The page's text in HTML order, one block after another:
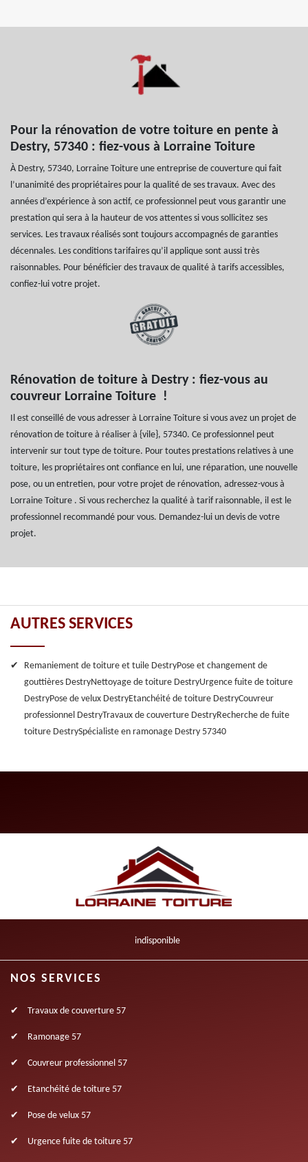
Pour la rénovation de votre toiture en pente à
Destry, 57340 : fiez-vous à Lorraine Toiture
À Destry, 57340, Lorraine Toiture une entreprise de couverture qui fait
l’unanimité des propriétaires pour la qualité de ses travaux. Avec des
années d’expérience à son actif, ce professionnel peut vous garantir une
prestation qui sera à la hauteur de vos attentes si vous sollicitez ses
services. Les travaux réalisés sont toujours accompagnés de garanties
décennales. Les conditions tarifaires qu’il applique sont aussi très
raisonnables. Pour bénéficier des travaux de qualité à tarifs accessibles,
confiez-lui votre projet.
Rénovation de toiture à Destry : fiez-vous au
couvreur Lorraine Toiture !
Il est conseillé de vous adresser à Lorraine Toiture si vous avez un projet de
rénovation de toiture à réaliser à {vile}, 57340. Ce professionnel peut
intervenir sur tout type de toiture. Pour toutes prestations relatives à une
toiture, les propriétaires ont confiance en lui, une réparation, une nouvelle
pose, ou un entretien, pour votre projet de rénovation, adressez-vous à
Lorraine Toiture . Si vous recherchez la qualité à tarif raisonnable, il est le
professionnel recommandé pour vous. Demandez-lui un devis de votre
projet.
AUTRES SERVICES
Remaniement de toiture et tuile DestryPose et changement de
gouttières DestryNettoyage de toiture DestryUrgence fuite de toiture
DestryPose de velux DestryEtanchéité de toiture DestryCouvreur
professionnel DestryTravaux de couverture DestryRecherche de fuite
toiture DestrySpécialiste en ramonage Destry 57340
indisponible
NOS SERVICES
Travaux de couverture 57
Ramonage 57
Couvreur professionnel 57
Etanchéité de toiture 57
Pose de velux 57
Urgence fuite de toiture 57